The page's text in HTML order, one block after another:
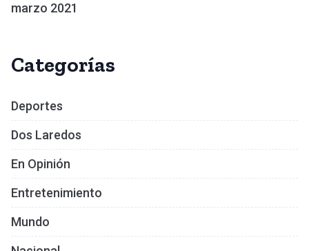
marzo 2021
Categorías
Deportes
Dos Laredos
En Opinión
Entretenimiento
Mundo